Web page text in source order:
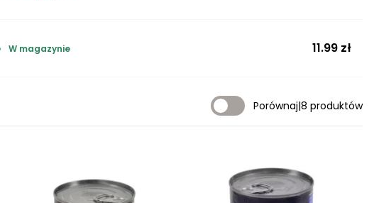
W magazynie 11.99 zł
Porównaj|8 produktów